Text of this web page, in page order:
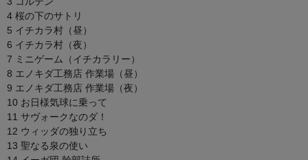
4 桜の下のサトリ
5 イチカラ村（昼）
6 イチカラ村（夜）
7 ミニゲーム（イチカラリー）
8 エノキダ工務店 作業場（昼）
9 エノキダ工務店 作業場（夜）
10 お日様気球に乗って
11 サヴォークなのダ！
12 ウィッダの独り立ち
13 聖なる泉の使い